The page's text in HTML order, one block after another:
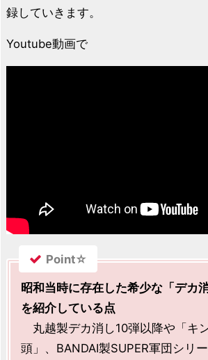
録していきます。
Youtube動画で
Point☆
昭和当時に存在した希少な「デカ
を紹介している点
丸越製デカ消し10弾以降や「キ
頭」、BANDAI製SUPER軍団シリ